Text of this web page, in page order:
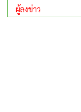
ผู้ลงข่าว